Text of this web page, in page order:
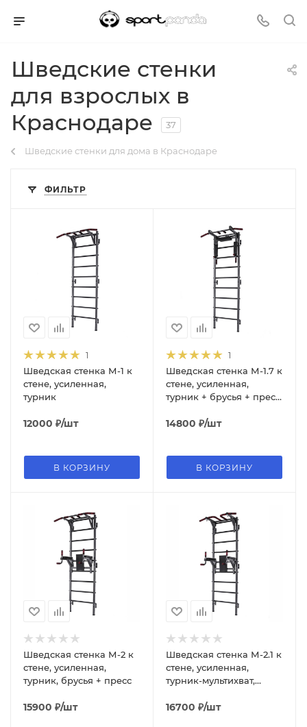
Шведские стенки
для взрослых в
Краснодаре
37
Шведские стенки для дома в Краснодаре
ФИЛЬТР
1
Шведская стенка М-1 к
стене, усиленная,
турник
12000 ₽/шт
В КОРЗИНУ
1
Шведская стенка М-1.7 к
стене, усиленная,
турник + брусья + пресс
14800 ₽/шт
В КОРЗИНУ
Шведская стенка М-2 к
стене, усиленная,
турник, брусья + пресс
15900 ₽/шт
Шведская стенка М-2.1 к
стене, усиленная,
турник-мультихват,
16700 ₽/шт